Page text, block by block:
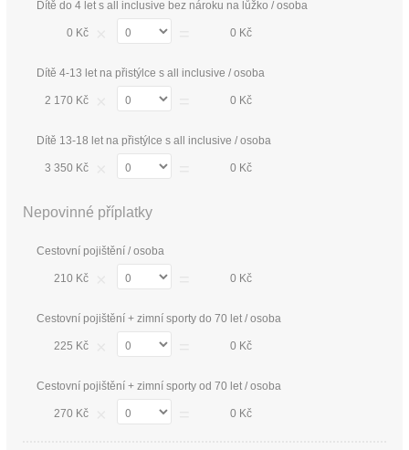
Dítě do 4 let s all inclusive bez nároku na lůžko / osoba
0 Kč 0 Kč
Dítě 4-13 let na přistýlce s all inclusive / osoba
2 170 Kč 0 Kč
Dítě 13-18 let na přistýlce s all inclusive / osoba
3 350 Kč 0 Kč
Nepovinné příplatky
Cestovní pojištění / osoba
210 Kč 0 Kč
Cestovní pojištění + zimní sporty do 70 let / osoba
225 Kč 0 Kč
Cestovní pojištění + zimní sporty od 70 let / osoba
270 Kč 0 Kč